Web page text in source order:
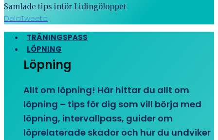
Samlade tips inför Lidingöloppet
DelaTweeta
TRÄNINGSPASS
LÖPNING
Löpning
Allt om löpning! Här hittar du allt om
löpning – tips för dig som vill börja med
löpning, intervallpass, guider om
löprelaterade skador och hur du undviker